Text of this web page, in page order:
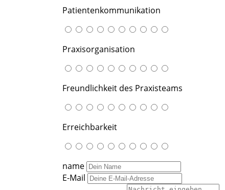
Patientenkommunikation
Praxisorganisation
Freundlichkeit des Praxisteams
Erreichbarkeit
name
E-Mail